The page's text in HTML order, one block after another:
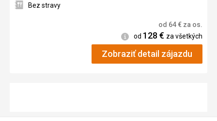
Bez stravy
od 64€ za os.
Informácie
od 128 € za všetkých
Zobraziť detail zájazdu